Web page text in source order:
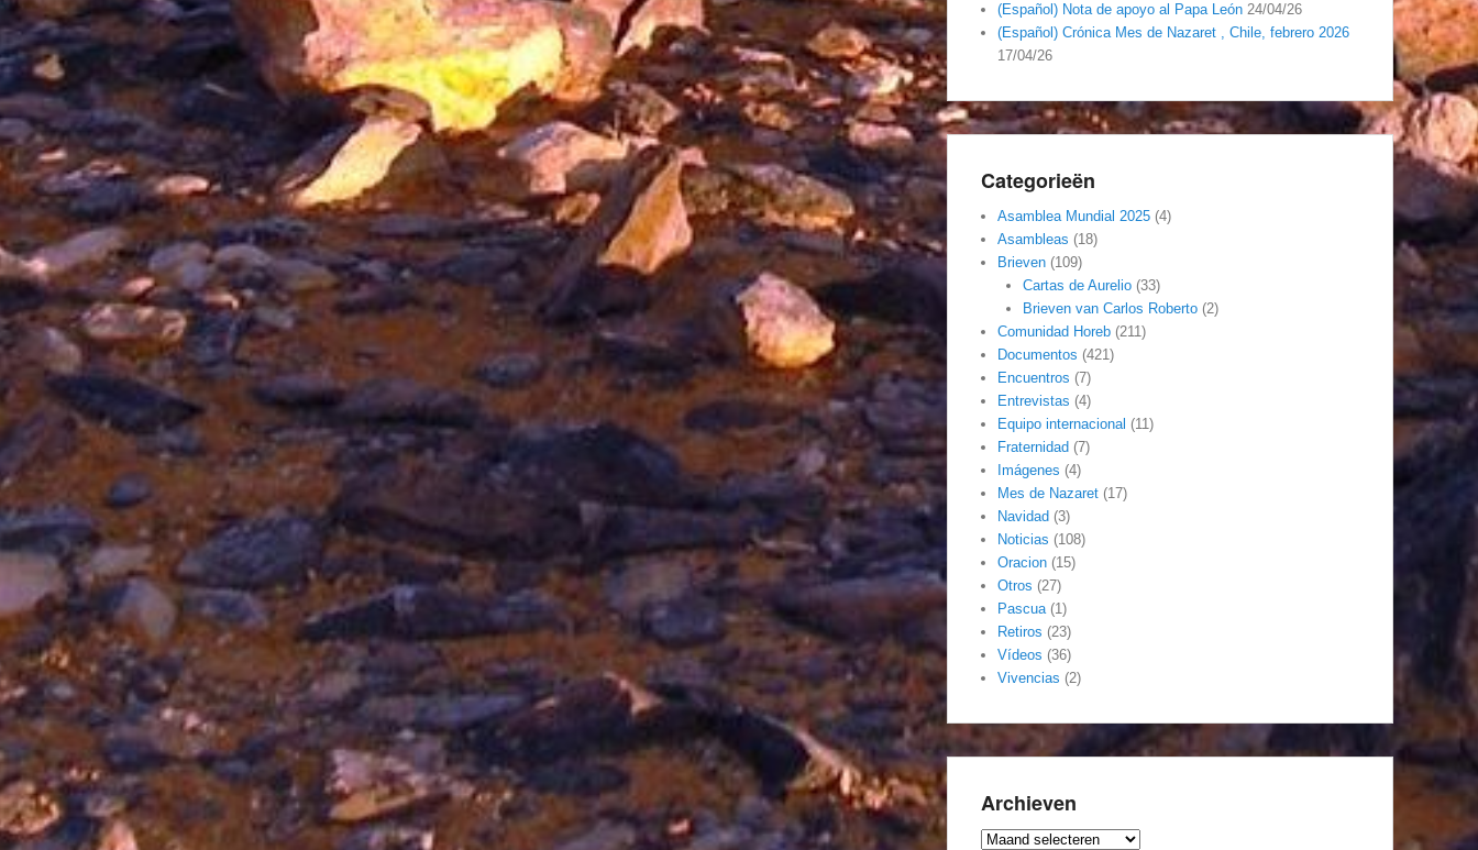
(Español) Nota de apoyo al Papa León 24/04/26
(Español) Crónica Mes de Nazaret , Chile, febrero 2026
17/04/26
Categorieën
Asamblea Mundial 2025 (4)
Asambleas (18)
Brieven (109)
Cartas de Aurelio(33)
Brieven van Carlos Roberto(2)
Comunidad Horeb (211)
Documentos (421)
Encuentros (7)
Entrevistas (4)
Equipo internacional (11)
Fraternidad (7)
Imágenes (4)
Mes de Nazaret (17)
Navidad (3)
Noticias (108)
Oracion (15)
Otros (27)
Pascua(1)
Retiros (23)
Vídeos (36)
Vivencias (2)
Archieven
Archieven